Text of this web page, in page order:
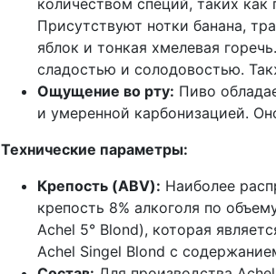
Присутствуют нотки банана,
яблок и тонкая хмелевая
сладостью и солодовостью.
Ощущение во рту: Пиво
и умеренной карбонизацией.
Технические параметры:
Крепость (ABV): Наиболее
крепость 8% алкоголя по
Achel 5° Blond), которая
Achel Singel Blond с